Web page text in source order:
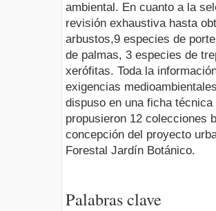
ambiental. En cuanto a la
revisión exhaustiva hasta
arbustos,9 especies de
de palmas, 3 especies de
xerófitas. Toda la
exigencias
dispuso en una ficha
propusieron 12 colecciones
concepción del proyecto
Forestal Jardín Botánico.
Palabras clave